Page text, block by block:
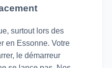
surtout lors des
en Essonne. Votre
le démarreur